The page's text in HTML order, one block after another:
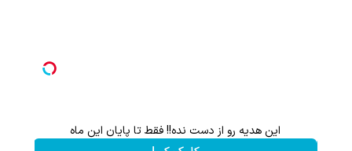
این هدیه رو از دست نده!! فقط تا پایان این ماه